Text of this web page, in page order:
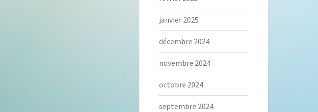
janvier 2025
décembre 2024
novembre 2024
octobre 2024
septembre 2024